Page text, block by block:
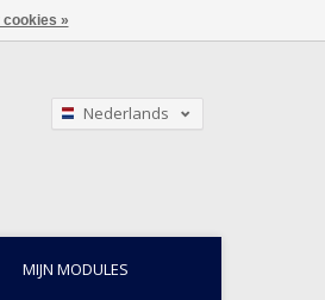
Nederlands
MIJN MODULES
cookies »